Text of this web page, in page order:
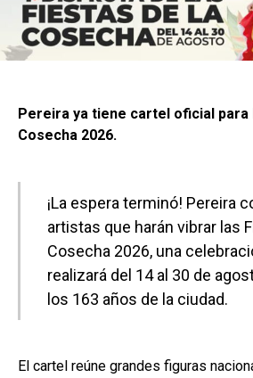
Pereira ya tiene cartel oficial para
Cosecha 2026.
¡La espera terminó! Pereira
artistas que harán vibrar las
Cosecha 2026, una
realizará del 14 al 30 de
los 163 años de la ciudad.
El cartel reúne grandes figuras